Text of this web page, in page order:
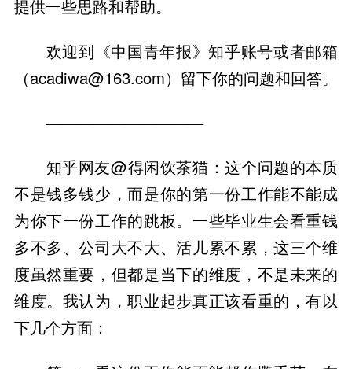
提供一些思路和帮助。
欢迎到《中国青年报》知乎账号或者邮箱
（acadiwa@163.com）留下你的问题和回答。
——————————
知乎网友@得闲饮茶猫：这个问题的本质
不是钱多钱少，而是你的第一份工作能不能成
为你下一份工作的跳板。一些毕业生会看重钱
多不多、公司大不大、活儿累不累，这三个维
度虽然重要，但都是当下的维度，不是未来的
维度。我认为，职业起步真正该看重的，有以
下几个方面：